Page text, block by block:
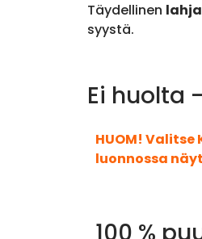
Täydellinen
syystä.
Ei huolta
HUOM!
luonnossa